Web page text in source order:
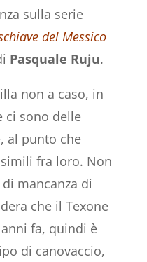
sulla serie
del Messico
Pasquale Ruju.
non a caso, in
ci sono delle
al punto che
fra loro. Non
mancanza di
che il Texone
fa, quindi è
di canovaccio,